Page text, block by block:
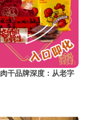
干品牌深度：从老字